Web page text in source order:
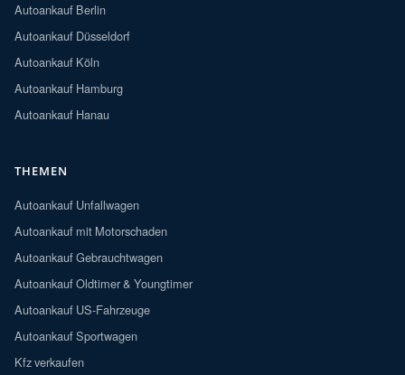
Autoankauf Berlin
Autoankauf Düsseldorf
Autoankauf Köln
Autoankauf Hamburg
Autoankauf Hanau
THEMEN
Autoankauf Unfallwagen
Autoankauf mit Motorschaden
Autoankauf Gebrauchtwagen
Autoankauf Oldtimer & Youngtimer
Autoankauf US-Fahrzeuge
Autoankauf Sportwagen
Kfz verkaufen